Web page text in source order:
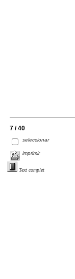
7 / 40
seleccionar
imprimir
Text complet